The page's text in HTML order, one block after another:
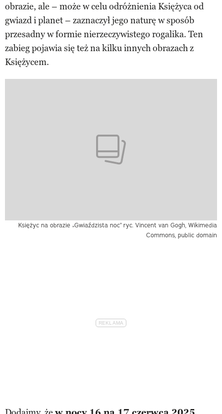
obrazie, ale – może w celu odróżnienia Księżyca od
gwiazd i planet – zaznaczył jego naturę w sposób
przesadny w formie nierzeczywistego rogalika. Ten
zabieg pojawia się też na kilku innych obrazach z
Księżycem.
Księżyc na obrazie „Gwiaździsta noc” ryc. Vincent van Gogh, Wikimedia
Commons, public domain